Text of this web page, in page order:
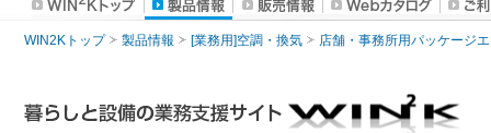
WIN2Kトップ 製品情報 [業務用]空調・換気 店舗・事務所用パッケージ